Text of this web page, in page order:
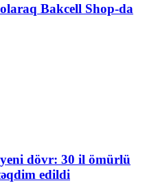
Bakcell Shop-da
dövr: 30 il ömürlü
edildi